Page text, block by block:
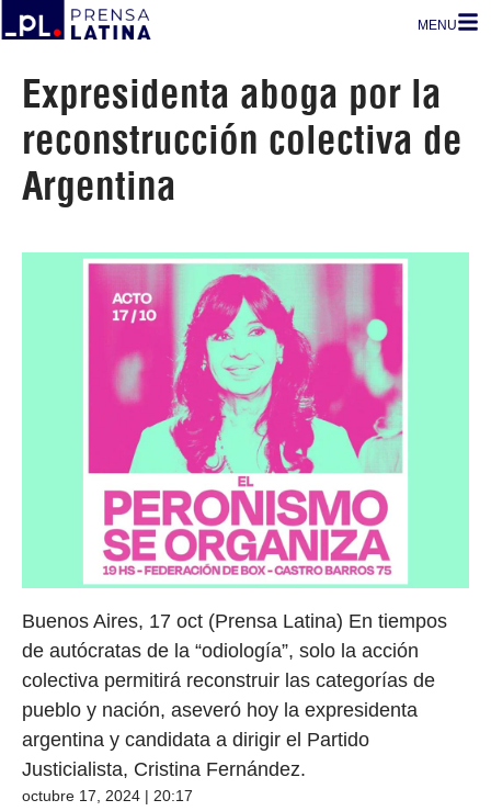
MENU
Expresidenta aboga por la
reconstrucción colectiva de
Argentina
Buenos Aires, 17 oct (Prensa Latina) En tiempos
de autócratas de la “odiología”, solo la acción
colectiva permitirá reconstruir las categorías de
pueblo y nación, aseveró hoy la expresidenta
argentina y candidata a dirigir el Partido
Justicialista, Cristina Fernández.
octubre 17, 2024 | 20:17